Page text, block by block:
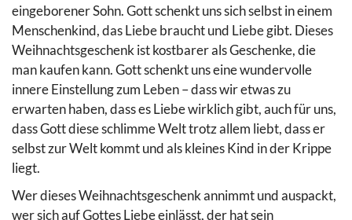
eingeborener Sohn. Gott schenkt uns sich selbst in einem
Menschenkind, das Liebe braucht und Liebe gibt. Dieses
Weihnachtsgeschenk ist kostbarer als Geschenke, die
man kaufen kann. Gott schenkt uns eine wundervolle
innere Einstellung zum Leben – dass wir etwas zu
erwarten haben, dass es Liebe wirklich gibt, auch für uns,
dass Gott diese schlimme Welt trotz allem liebt, dass er
selbst zur Welt kommt und als kleines Kind in der Krippe
liegt.
Wer dieses Weihnachtsgeschenk annimmt und auspackt,
wer sich auf Gottes Liebe einlässt, der hat sein